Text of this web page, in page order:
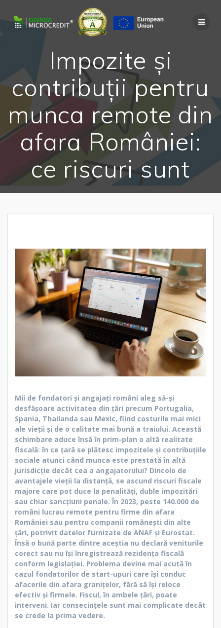
to
content
Impozite și
contribuții pentru
munca remote din
afara României:
ce riscuri sunt
Mii de fondatori și angajați români aleg să-și
desfășoare activitatea din țări precum Portugalia,
Spania, Thailanda sau Mexic, fiind costurile mai mici
ale vieții și de o calitate mai bună a traiului. Această
schimbare aduce însă în prim-plan o altă realitate
fiscală: în ce țară se plătesc impozitele și contribuțiile
sociale atunci când munca este prestată în altă
jurisdicție decât cea a angajatorului? Dincolo de
avantajele vieții la distanță, se ascund riscuri fiscale
majore care pot duce la penalități, duble impozitări
sau chiar sancțiuni penale. În 2023, peste 140.000 de
români lucrau remote pentru firme din afara
României sau pentru companii românești din alte
țări, potrivit datelor furnizate de ANAF și Eurostat.
Însă o bună parte dintre aceștia nu declară veniturile
corect sau nu își înregistrează rezidența fiscală
conform legislației. Problema devine mai acută în
cazul fondatorilor de start-upuri care își conduc
afacerile din afara granițelor, fără să își reloce
efectiv și firmele. Fiscul, în ambele țări, poate
interveni. Iar consecințele sunt mai complicate decât
se crede la prima vedere.